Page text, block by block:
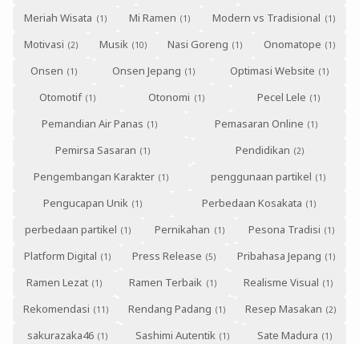
Meriah Wisata
Mi Ramen
Modern vs Tradisional
Motivasi
Musik Nasi Goreng
Onomatope
Onsen
Onsen Jepang
Optimasi Website
Otomotif
Otonomi
Pecel Lele
Pemandian Air Panas
Pemasaran Online
Pemirsa Sasaran
Pendidikan
Pengembangan Karakter
penggunaan partikel
Pengucapan Unik
Perbedaan Kosakata
perbedaan partikel
Pernikahan
Pesona Tradisi
Platform Digital
Press Release
Pribahasa Jepang
Ramen Lezat
Ramen Terbaik
Realisme Visual
Rekomendasi
Rendang Padang
Resep Masakan
sakurazaka46
Sashimi Autentik
Sate Madura